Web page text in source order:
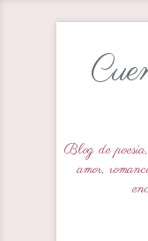
Blog de
amor,